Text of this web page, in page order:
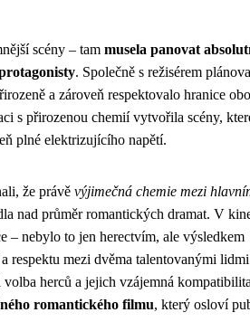
scény – tam musela panovat
. Společně s režisérem
a zároveň respektovalo hranice
s přirozenou chemií vytvořila scény,
plné elektrizujícího napětí.
že právě výjimečná chemie mezi
nad průměr romantických dramat. V
– nebylo to jen herectvím, ale výsledkem
respektu mezi dvěma talentovanými
herců a jejich vzájemná
romantického filmu, který osloví